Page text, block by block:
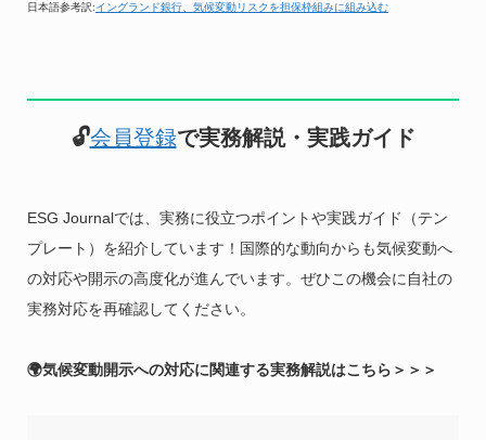
日本語参考訳:イングランド銀行、気候変動リスクを担保枠組みに組み込む
🔓会員登録で実務解説・実践ガイド
ESG Journalでは、実務に役立つポイントや実践ガイド（テン
プレート）を紹介しています！国際的な動向からも気候変動へ
の対応や開示の高度化が進んでいます。ぜひこの機会に自社の
実務対応を再確認してください。
🌍気候変動開示への対応に関連する実務解説はこちら＞＞＞